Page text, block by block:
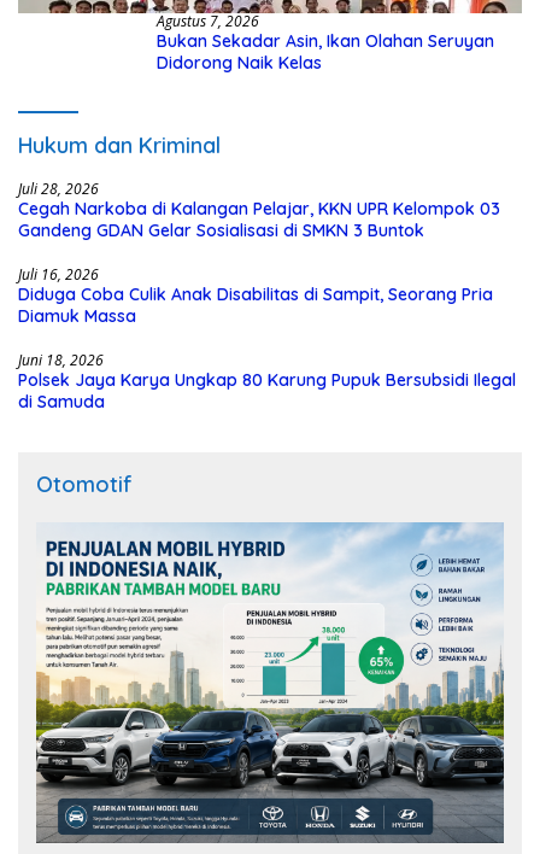
Agustus 7, 2026
Bukan Sekadar Asin, Ikan Olahan Seruyan
Didorong Naik Kelas
Hukum dan Kriminal
Juli 28, 2026
Cegah Narkoba di Kalangan Pelajar, KKN UPR Kelompok 03
Gandeng GDAN Gelar Sosialisasi di SMKN 3 Buntok
Juli 16, 2026
Diduga Coba Culik Anak Disabilitas di Sampit, Seorang Pria
Diamuk Massa
Juni 18, 2026
Polsek Jaya Karya Ungkap 80 Karung Pupuk Bersubsidi Ilegal
di Samuda
Otomotif